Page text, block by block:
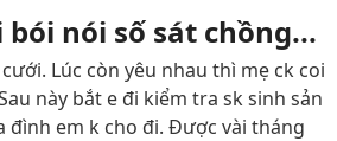
bói nói số sát chồng...
Lúc còn yêu nhau thì mẹ ck coi
này bắt e đi kiểm tra sk sinh sản
đình em k cho đi. Được vài tháng